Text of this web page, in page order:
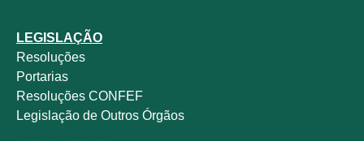
LEGISLAÇÃO
Resoluções
Portarias
Resoluções CONFEF
Legislação de Outros Órgãos